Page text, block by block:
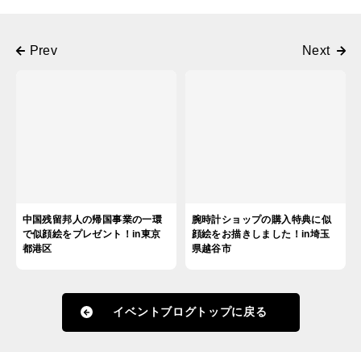
中国残留邦人の帰国事業の一環
で似顔絵をプレゼント！in東京
都港区
腕時計ショップの購入特典に似
顔絵をお描きしました！in埼玉
県越谷市
イベントブログトップに戻る